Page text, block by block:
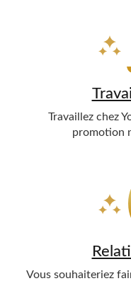
Travaillez chez
promotion
Vous souhaiteriez